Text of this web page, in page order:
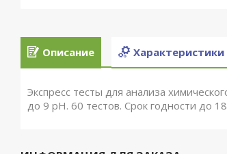
Описание Характеристики
Экспресс тесты для анализа
до 9 pH. 60 тестов. Срок годности до